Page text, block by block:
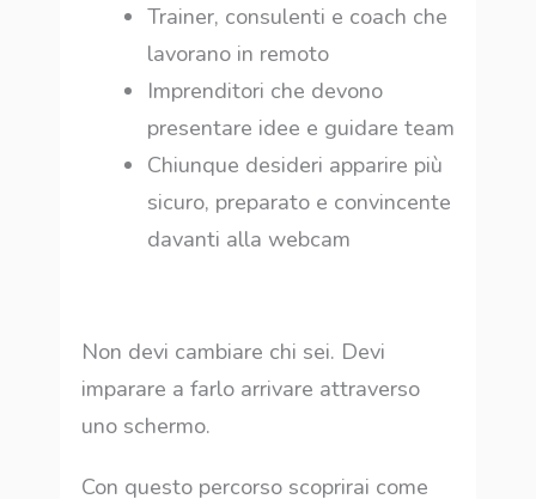
Trainer, consulenti e coach che
lavorano in remoto
Imprenditori che devono
presentare idee e guidare team
Chiunque desideri apparire più
sicuro, preparato e convincente
davanti alla webcam
Non devi cambiare chi sei. Devi
imparare a farlo arrivare attraverso
uno schermo.
Con questo percorso scoprirai come